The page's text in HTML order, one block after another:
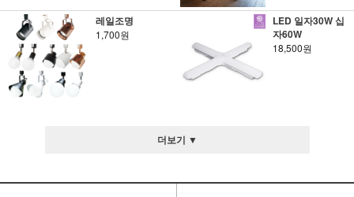
레일조명
1,700원
LED 일자30W 십
자60W
18,500원
더보기 ▼